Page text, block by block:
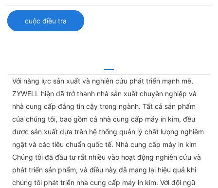
cuộc điều tra
Với năng lực sản xuất và nghiên cứu phát triển mạnh mẽ,
ZYWELL hiện đã trở thành nhà sản xuất chuyên nghiệp và
nhà cung cấp đáng tin cậy trong ngành. Tất cả sản phẩm
của chúng tôi, bao gồm cả nhà cung cấp máy in kim, đều
được sản xuất dựa trên hệ thống quản lý chất lượng nghiêm
ngặt và các tiêu chuẩn quốc tế. Nhà cung cấp máy in kim
Chúng tôi đã đầu tư rất nhiều vào hoạt động nghiên cứu và
phát triển sản phẩm, và điều này đã mang lại hiệu quả khi
chúng tôi phát triển nhà cung cấp máy in kim. Với đội ngũ